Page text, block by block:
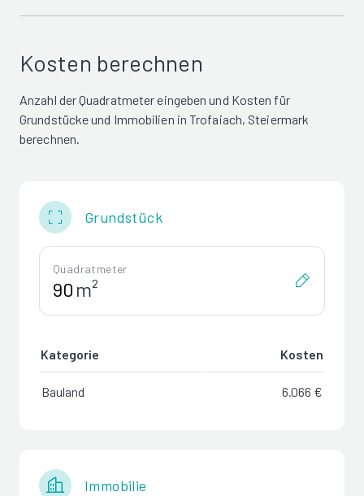
Kosten berechnen
Anzahl der Quadratmeter eingeben und Kosten für
Grundstücke und Immobilien in Trofaiach, Steiermark
berechnen.
Grundstück
Quadratmeter
m²
Kategorie Kosten
Bauland 6.066 €
Immobilie